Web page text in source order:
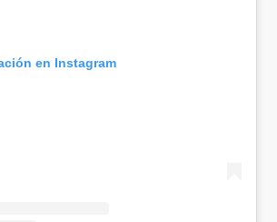
en Instagram